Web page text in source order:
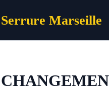
Serrure Marseille